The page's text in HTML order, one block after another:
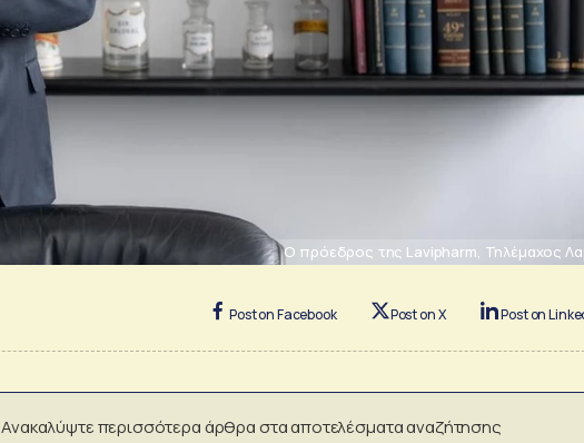
O πρόεδρος της Lavipharm, Τηλέμαχος
Post on Facebook Post on X Post on
Ανακαλύψτε περισσότερα άρθρα στα αποτελέσματα αναζήτησης